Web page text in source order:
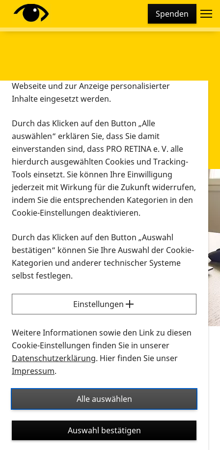
Spenden
Infomaterial
Infomaterial
Vorlesen
Alle Infomaterialien in verschiedenen
Formaten an einem Ort
Sie möchten wissen, wie Sie nach Infonmaterial
suchen und dieses bestellen bzw. herunterladen
können? Schauen Sie sich dieErklärvideos zum
Thema Infomaterial auf der PRO RETINA-Website
für blinde und sehbehinderte Menschen an.
Auf dieser Seite finden Sie sämtliches Infomaterial
Ort. Nutzen Sie den Formatfilter, um ausschließlich
nach Flyern und Broschüren, Audios oder Videos zu
suchen. Die meisten Flyer und Broschüren werden in
verschiedenen Formaten angeboten: zur
postalischen Bestellung als gedruckte Variante
Diese Webseite setzt verschiedene Cookies und
Tracking-Tools ein. Dies beinhaltet Cookies und
Webseite und zur Anzeige personalisierter
Inhalte eingesetzt werden.
Durch das Klicken auf den Button „Alle
auswählen“ erklären Sie, dass Sie damit
einverstanden sind, dass PRO RETINA e. V. alle
hierdurch ausgewählten Cookies und Tracking-
Tools einsetzt. Sie können Ihre Einwilligung
jederzeit mit Wirkung für die Zukunft widerrufen,
indem Sie die entsprechenden Kategorien in den
Cookie-Einstellungen deaktivieren.
Durch das Klicken auf den Button „Auswahl
bestätigen“ können Sie Ihre Auswahl der Cookie-
Kategorien und anderer technischer Systeme
selbst festlegen.
Einstellungen
Weitere Informationen sowie den Link zu diesen
Cookie-Einstellungen finden Sie in unserer
Datenschutzerklärung. Hier finden Sie unser
Impressum.
Alle auswählen
Auswahl bestätigen